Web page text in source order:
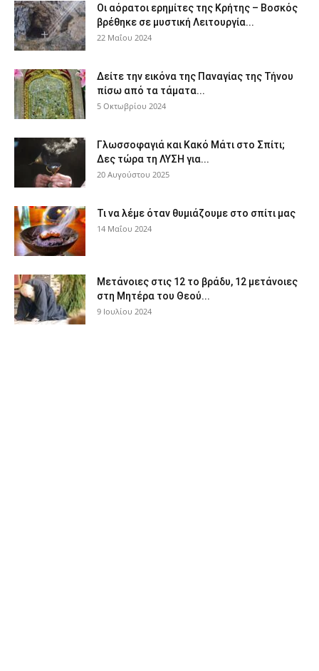
Οι αόρατοι ερημίτες της Κρήτης – Βοσκός
βρέθηκε σε μυστική Λειτουργία...
22 Μαΐου 2024
Δείτε την εικόνα της Παναγίας της Τήνου
πίσω από τα τάματα...
5 Οκτωβρίου 2024
Γλωσσοφαγιά και Κακό Μάτι στο Σπίτι;
Δες τώρα τη ΛΥΣΗ για...
20 Αυγούστου 2025
Τι να λέμε όταν θυμιάζουμε στο σπίτι μας
14 Μαΐου 2024
Μετάνοιες στις 12 το βράδυ, 12 μετάνοιες
στη Μητέρα του Θεού...
9 Ιουλίου 2024